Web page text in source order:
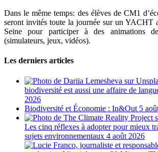
Dans le même temps: des élèves de CM1
seront invités toute la journée sur un YACHT
Seine pour participer à des animations
(simulateurs, jeux, vidéos).
Les derniers articles
biodiversité est aussi une affaire de
2026
Biodiversité et Économie : In&Out 5
Les cinq réflexes à adopter pour mieux
sujets environnementaux 4 août 2026